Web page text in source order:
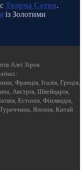
Творча Сотня.
із Золотими
Алеї Зірок
Франція, Італія, Греція,
Австрія, Швейцарія,
Естонія, Фінляндія,
Туреччина, Японія, Китай